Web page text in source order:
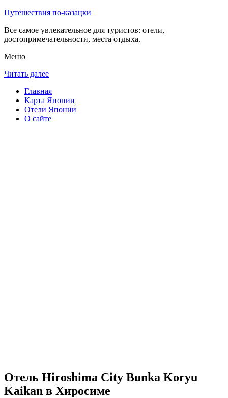
Путешествия по-казацки
Все самое увлекательное для туристов: отели,
достопримечательности, места отдыха.
Меню
Читать далее
Главная
Карта Японии
Отели Японии
О сайте
Отель Hiroshima City Bunka Koryu
Kaikan в Хиросиме